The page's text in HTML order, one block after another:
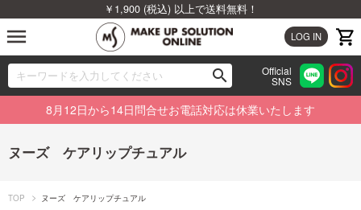
￥1,900 (税込) 以上で送料無料！
LOG IN
menu
search
00
Official
SNS
ブランドから探す
カテゴリから探す
8月12日から14日問合せお電話対応は休業いたします
ヌーズ ケアリップチュアル
TOP ヌーズ ケアリップチュアル